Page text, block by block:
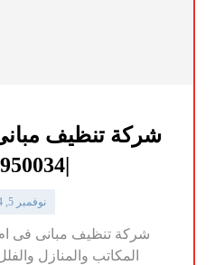
شركة تنظيف
|0568950034
نوفمبر 5, 2024
شركة تنظيف مبانى فى ام
المكاتب والمنازل